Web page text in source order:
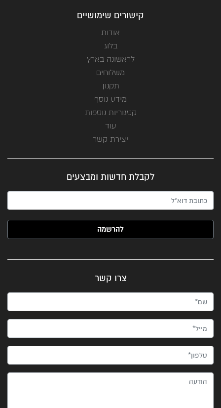
קישורים שימושיים
אודות
בלוג
לראשונה בארץ
משלוחים
תקנון
מידע נוסף
קטגוריות נוספות
עוד
יצירת קשר
לקבלת חדשות ומבצעים
האימייל שלך (חובה)
צרו קשר